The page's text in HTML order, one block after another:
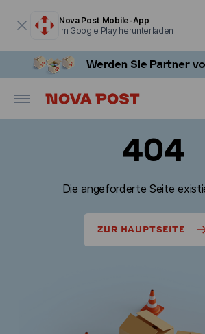
Nova Post Mobile-App
Im Google Play herunterladen
404
Die angeforderte Seite
ZUR HAUPTSEITE